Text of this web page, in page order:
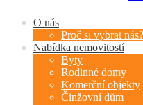
O nás
Proč si vybrat nás?
Nabídka nemovitostí
Byty
Rodinné domy
Komerční objekty
Činžovní dům